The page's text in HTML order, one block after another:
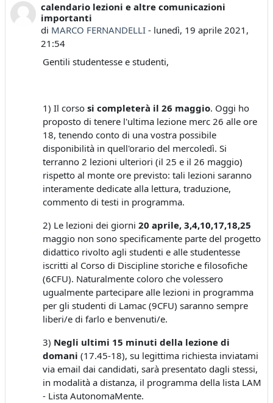
calendario lezioni e altre comunicazioni
importanti
di MARCO FERNANDELLI- lunedì, 19 aprile 2021,
21:54
Numero di risposte: 0
Gentili studentesse e studenti,
1) Il corso si completerà il 26 maggio. Oggi ho
proposto di tenere l'ultima lezione merc 26 alle ore
18, tenendo conto di una vostra possibile
disponibilità in quell'orario del mercoledì. Si
terranno 2 lezioni ulteriori (il 25 e il 26 maggio)
rispetto al monte ore previsto: tali lezioni saranno
interamente dedicate alla lettura, traduzione,
commento di testi in programma.
2) Le lezioni dei giorni 20 aprile, 3,4,10,17,18,25
maggio non sono specificamente parte del progetto
didattico rivolto agli studenti e alle studentesse
iscritti al Corso di Discipline storiche e filosofiche
(6CFU). Naturalmente coloro che volessero
ugualmente partecipare alle lezioni in programma
per gli studenti di Lamac (9CFU) saranno sempre
liberi/e di farlo e benvenuti/e.
3) Negli ultimi 15 minuti della lezione di
domani (17.45-18), su legittima richiesta inviatami
via email dai candidati, sarà presentato dagli stessi,
in modalità a distanza, il programma della lista LAM
- Lista AutonomaMente.